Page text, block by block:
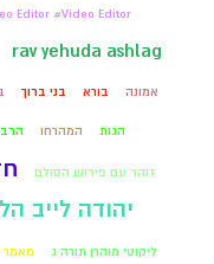
Editor #Video Editor
rav yehuda ashlag
אמונה בורא בני ברוך
הגות המהרחו
זוהר עם פירוש הסולם
יהודה לייב
ליקוטי מוהרן תורה ג מאמר